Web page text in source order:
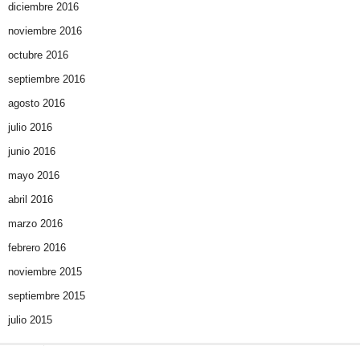
diciembre 2016
noviembre 2016
octubre 2016
septiembre 2016
agosto 2016
julio 2016
junio 2016
mayo 2016
abril 2016
marzo 2016
febrero 2016
noviembre 2015
septiembre 2015
julio 2015